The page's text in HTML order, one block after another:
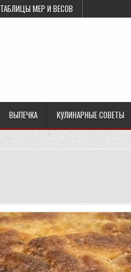
ТАБЛИЦЫ МЕР И ВЕСОВ
ВЫПЕЧКА КУЛИНАРНЫЕ СОВЕТЫ